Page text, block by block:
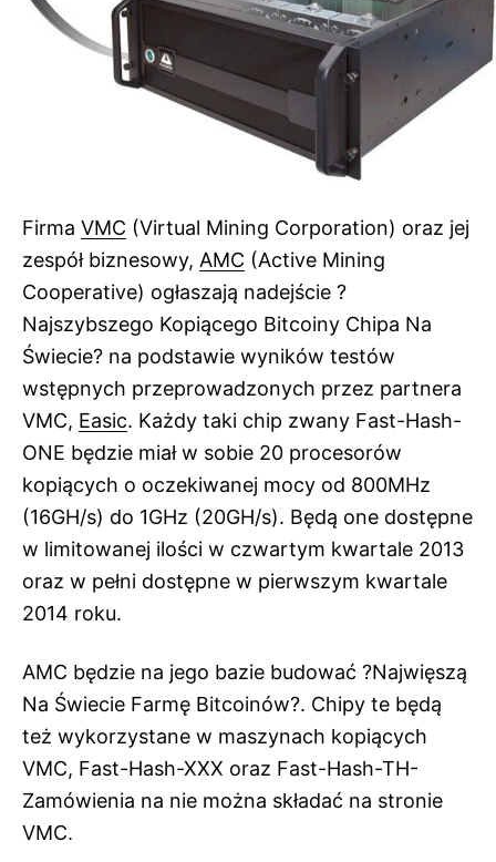
Firma VMC (Virtual Mining Corporation) oraz jej
zespół biznesowy, AMC (Active Mining
Cooperative) ogłaszają nadejście ?
Najszybszego Kopiącego Bitcoiny Chipa Na
Świecie? na podstawie wyników testów
wstępnych przeprowadzonych przez partnera
VMC, Easic. Każdy taki chip zwany Fast-Hash-
ONE będzie miał w sobie 20 procesorów
kopiących o oczekiwanej mocy od 800MHz
(16GH/s) do 1GHz (20GH/s). Będą one dostępne
w limitowanej ilości w czwartym kwartale 2013
oraz w pełni dostępne w pierwszym kwartale
2014 roku.
AMC będzie na jego bazie budować ?Najwięszą
Na Świecie Farmę Bitcoinów?. Chipy te będą
też wykorzystane w maszynach kopiących
VMC, Fast-Hash-XXX oraz Fast-Hash-TH-
Zamówienia na nie można składać na stronie
VMC.